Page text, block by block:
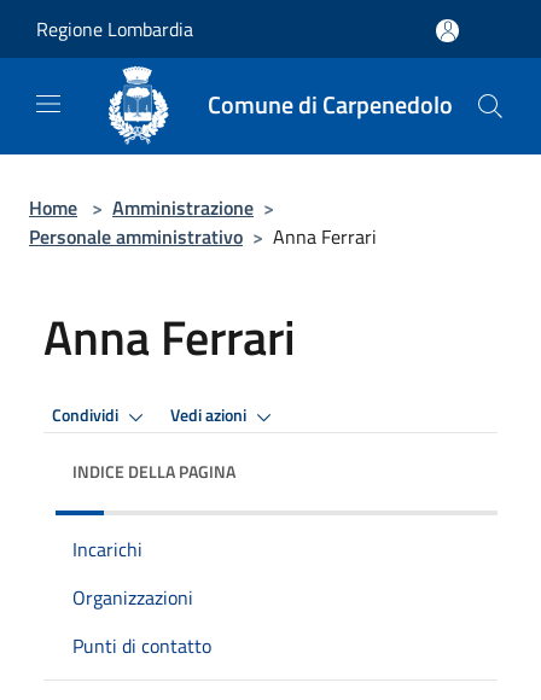
Regione Lombardia
Comune di Carpenedolo
Home > Amministrazione >
Personale amministrativo > Anna Ferrari
Anna Ferrari
Condividi Vedi azioni
INDICE DELLA PAGINA
Incarichi
Organizzazioni
Punti di contatto